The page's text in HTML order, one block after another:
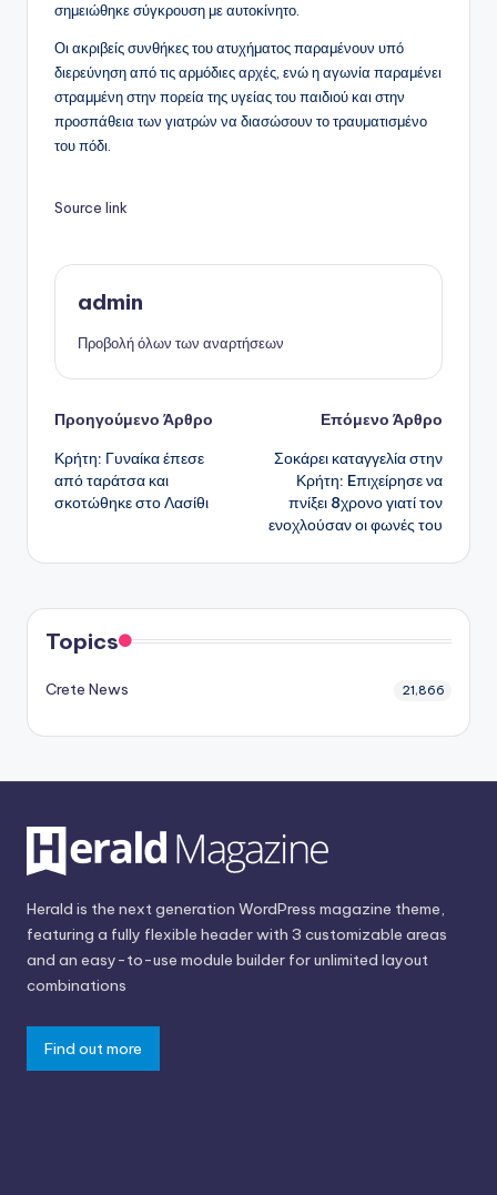
σημειώθηκε σύγκρουση με αυτοκίνητο.
Οι ακριβείς συνθήκες του ατυχήματος παραμένουν υπό
διερεύνηση από τις αρμόδιες αρχές, ενώ η αγωνία παραμένει
στραμμένη στην πορεία της υγείας του παιδιού και στην
προσπάθεια των γιατρών να διασώσουν το τραυματισμένο
του πόδι.
Source link
admin
Προβολή όλων των αναρτήσεων
Πλοήγηση
δημοσιεύσεων
Προηγούμενο Άρθρο
Κρήτη: Γυναίκα έπεσε
από ταράτσα και
σκοτώθηκε στο Λασίθι
Επόμενο Άρθρο
Σοκάρει καταγγελία στην
Κρήτη: Eπιχείρησε να
πνίξει 8χρονο γιατί τον
ενοχλούσαν οι φωνές του
Topics
Crete News 21,866
Herald is the next generation WordPress magazine theme,
featuring a fully flexible header with 3 customizable areas
and an easy-to-use module builder for unlimited layout
combinations
Find out more